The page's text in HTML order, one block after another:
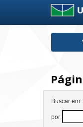
Buscar em:
por